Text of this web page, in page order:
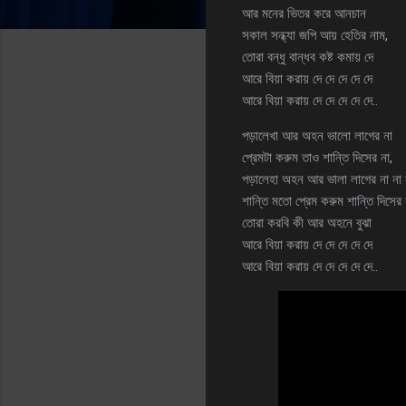
আর মনের ভিতর করে আনচান
সকাল সন্ধ্যা জপি আয় হেতির নাম,
তোরা বন্ধু বান্ধব কষ্ট কমায় দে
আরে বিয়া করায় দে দে দে দে দে
আরে বিয়া করায় দে দে দে দে দে..
পড়ালেখা আর অহন ভালো লাগের না
প্রেমটা করুম তাও শান্তি দিসের না,
পড়ালেহা অহন আর ভালা লাগের না না
শান্তি মতো প্রেম করুম শান্তি দিসের
তোরা করবি কী আর অহনে বুঝা
আরে বিয়া করায় দে দে দে দে দে
আরে বিয়া করায় দে দে দে দে দে..